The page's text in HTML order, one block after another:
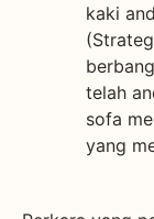
kaki
telah
sofa
yang